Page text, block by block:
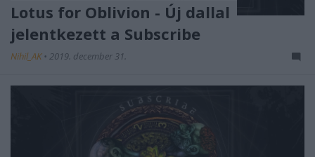
Lotus for Oblivion - Új dallal
jelentkezett a Subscribe
Nihil_AK • 2019. december 31.